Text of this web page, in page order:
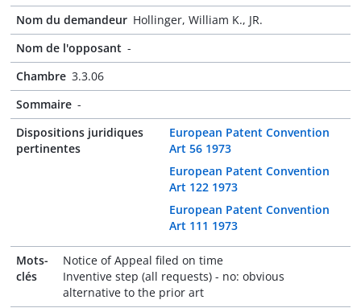
Nom du demandeur Hollinger, William K., JR.
Nom de l'opposant -
Chambre 3.3.06
Sommaire -
Dispositions juridiques
pertinentes
European Patent Convention
Art 56 1973
European Patent Convention
Art 122 1973
European Patent Convention
Art 111 1973
Mots-
clés
Notice of Appeal filed on time
Inventive step (all requests) - no: obvious
alternative to the prior art